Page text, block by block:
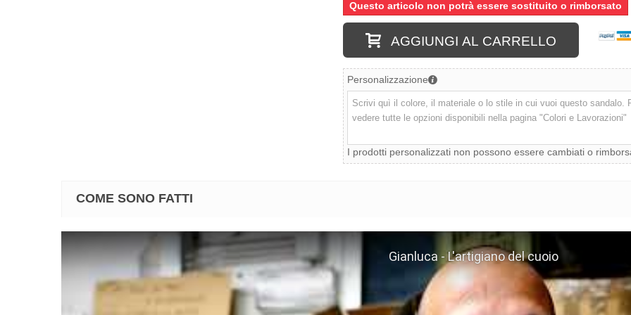
Questo articolo non potrà essere sostituito o rimborsato
AGGIUNGI AL CARRELLO
Personalizzazione
I prodotti personalizzati non possono essere cambiati o
COME SONO FATTI